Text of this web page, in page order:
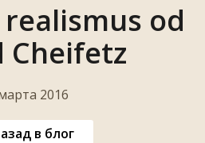
od
Cheifetz
2016
в блог